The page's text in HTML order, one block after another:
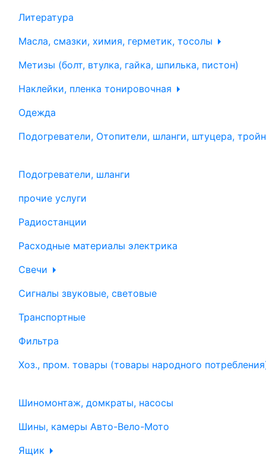
Литература
Масла, смазки, химия, герметик, тосолы
Метизы (болт, втулка, гайка, шпилька, пистон)
Наклейки, пленка тонировочная
Одежда
Подогреватели, Отопители, шланги, штуцера,
Подогреватели, шланги
прочие услуги
Радиостанции
Расходные материалы электрика
Свечи
Сигналы звуковые, световые
Транспортные
Фильтра
Хоз., пром. товары (товары народного
Шиномонтаж, домкраты, насосы
Шины, камеры Авто-Вело-Мото
Ящик